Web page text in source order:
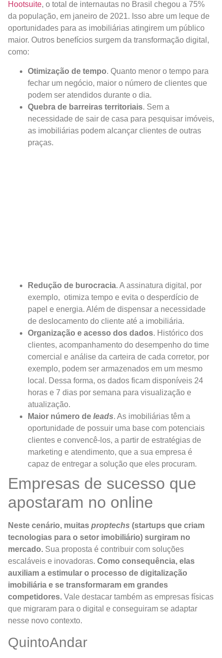
Hootsuite, o total de internautas no Brasil chegou a 75%
da população, em janeiro de 2021. Isso abre um leque de
oportunidades para as imobiliárias atingirem um público
maior. Outros benefícios surgem da transformação digital,
como:
Otimização de tempo. Quanto menor o tempo para
fechar um negócio, maior o número de clientes que
podem ser atendidos durante o dia.
Quebra de barreiras territoriais. Sem a
necessidade de sair de casa para pesquisar imóveis,
as imobiliárias podem alcançar clientes de outras
praças.
Redução de burocracia. A assinatura digital, por
exemplo, otimiza tempo e evita o desperdício de
papel e energia. Além de dispensar a necessidade
de deslocamento do cliente até a imobiliária.
Organização e acesso dos dados. Histórico dos
clientes, acompanhamento do desempenho do time
comercial e análise da carteira de cada corretor, por
exemplo, podem ser armazenados em um mesmo
local. Dessa forma, os dados ficam disponíveis 24
horas e 7 dias por semana para visualização e
atualização.
Maior número de leads. As imobiliárias têm a
oportunidade de possuir uma base com potenciais
clientes e convencê-los, a partir de estratégias de
marketing e atendimento, que a sua empresa é
capaz de entregar a solução que eles procuram.
Empresas de sucesso que
apostaram no online
Neste cenário, muitas proptechs (startups que criam
tecnologias para o setor imobiliário) surgiram no
mercado. Sua proposta é contribuir com soluções
escaláveis e inovadoras. Como consequência, elas
auxiliam a estimular o processo de digitalização
imobiliária e se transformaram em grandes
competidores. Vale destacar também as empresas físicas
que migraram para o digital e conseguiram se adaptar
nesse novo contexto.
QuintoAndar